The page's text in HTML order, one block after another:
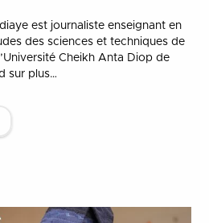
est journaliste enseignant en
des sciences et techniques de
Cheikh Anta Diop de
sur plus…